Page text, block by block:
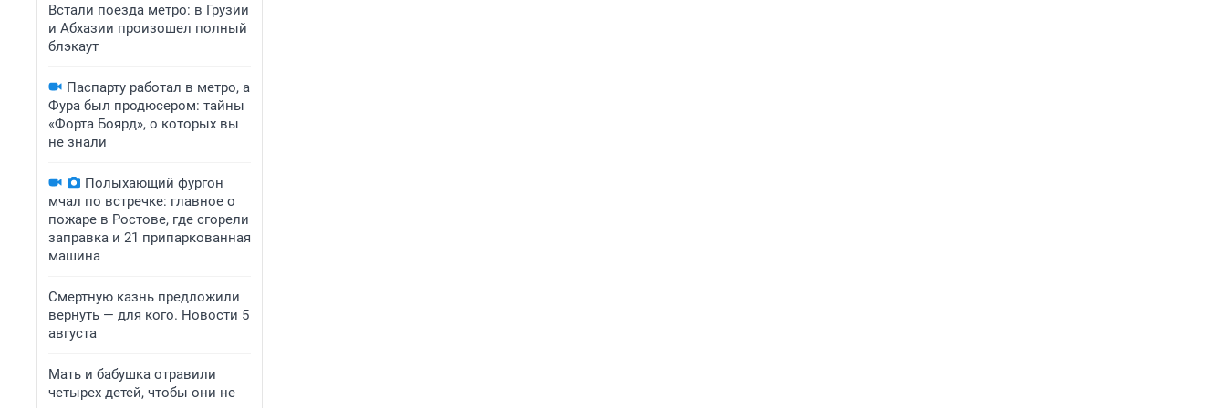
Встали поезда метро: в Грузии
и Абхазии произошел полный
блэкаут
Паспарту работал в метро, а
Фура был продюсером: тайны
«Форта Боярд», о которых вы
не знали
Полыхающий фургон
мчал по встречке: главное о
пожаре в Ростове, где сгорели
заправка и 21 припаркованная
машина
Смертную казнь предложили
вернуть — для кого. Новости 5
августа
Мать и бабушка отравили
четырех детей, чтобы они не